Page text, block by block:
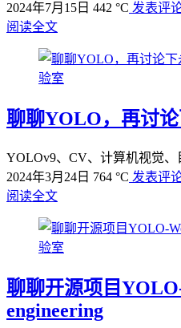
2024年7月15日 442 °C 发表评
阅读全文
验室
聊聊YOLO，再讨
YOLOv9、CV、计算机视觉
2024年3月24日 764 °C 发表评
阅读全文
验室
聊聊开源项目
engineering